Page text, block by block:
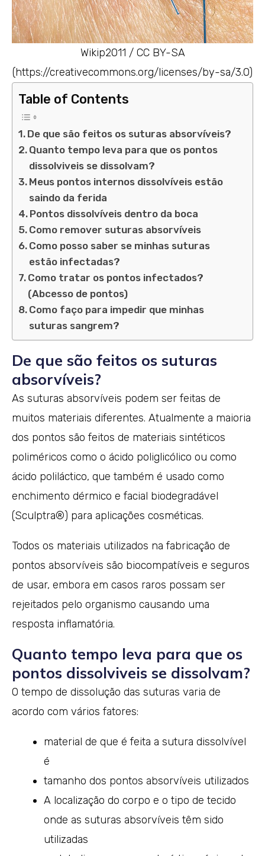
Wikip2011 / CC BY-SA
(https://creativecommons.org/licenses/by-sa/3.0)
Table of Contents
De que são feitos os suturas absorvíveis?
Quanto tempo leva para que os pontos
dissolviveis se dissolvam?
Meus pontos internos dissolvíveis estão
saindo da ferida
Pontos dissolvíveis dentro da boca
Como remover suturas absorvíveis
Como posso saber se minhas suturas
estão infectadas?
Como tratar os pontos infectados?
(Abcesso de pontos)
Como faço para impedir que minhas
suturas sangrem?
De que são feitos os suturas
absorvíveis?
As suturas absorvíveis podem ser feitas de
muitos materiais diferentes. Atualmente a maioria
dos pontos são feitos de materiais sintéticos
poliméricos como o ácido poliglicólico ou como
ácido poliláctico, que também é usado como
enchimento dérmico e facial biodegradável
(Sculptra®) para aplicações cosméticas.
Todos os materiais utilizados na fabricação de
pontos absorvíveis são biocompatíveis e seguros
de usar, embora em casos raros possam ser
rejeitados pelo organismo causando uma
resposta inflamatória.
Quanto tempo leva para que os
pontos dissolviveis se dissolvam?
O tempo de dissolução das suturas varia de
acordo com vários fatores:
material de que é feita a sutura dissolvível
é
tamanho dos pontos absorvíveis utilizados
A localização do corpo e o tipo de tecido
onde as suturas absorvíveis têm sido
utilizadas